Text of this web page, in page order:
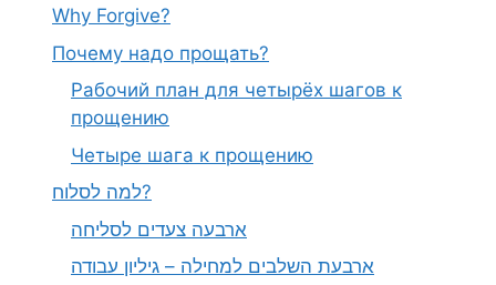
Why Forgive?
Почему надо прощать?
Рабочий план для четырёх шагов к
прощению
Четыре шага к прощению
למה לסלוח?
ארבעה צעדים לסליחה
ארבעת השלבים למחילה – גיליון עבודה